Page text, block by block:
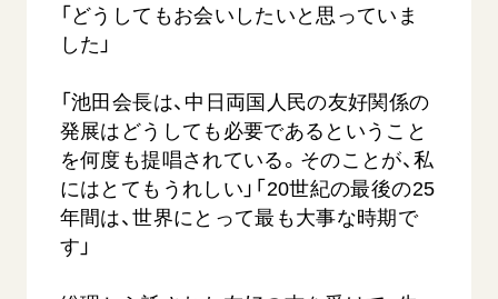
「どうしてもお会いしたいと思っていま
した」
「池田会長は、中日両国人民の友好関係の
発展はどうしても必要であるということ
を何度も提唱されている。そのことが、私
にはとてもうれしい」「20世紀の最後の25
年間は、世界にとって最も大事な時期で
す」